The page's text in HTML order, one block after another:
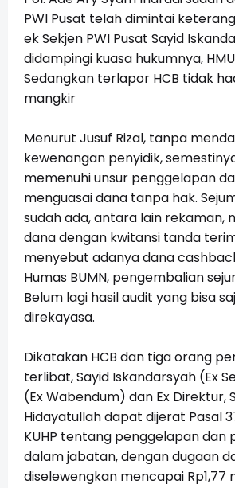
PWI Pusat telah dimintai
ek Sekjen PWI Pusat Sayid
didampingi kuasa hukumnya,
Sedangkan terlapor HCB tidak
mangkir
Menurut Jusuf Rizal, tanpa
kewenangan penyidik,
memenuhi unsur penggelapan
menguasai dana tanpa hak.
sudah ada, antara lain rekaman,
dana dengan kwitansi tanda
menyebut adanya dana
Humas BUMN, pengembalian
Belum lagi hasil audit yang bisa
direkayasa.
Dikatakan HCB dan tiga orang
terlibat, Sayid Iskandarsyah (Ex
(Ex Wabendum) dan Ex Direktur,
Hidayatullah dapat dijerat Pasal
KUHP tentang penggelapan dan
dalam jabatan, dengan dugaan
diselewengkan mencapai Rp1,77